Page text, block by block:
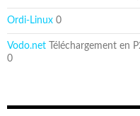
Ordi-Linux 0
Vodo.net Téléchargement en
0